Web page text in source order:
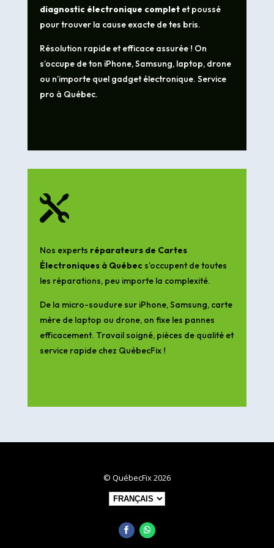
diagnostic électronique completet poussé
pour trouver la cause exacte de tes bris.
Résolution rapide et efficace assurée ! On
s’occupe de ton iPhone, Samsung, laptop, drone
ou n’importe quel gadget électronique. Service
pro à Québec.

Nos experts réparateurs de Cartes
Électroniques à Québecs’occupent de toutes
les réparations, peu importe la complexité.
De la micro-soudure sur iPhone, Samsung, carte
mère de laptop ou drone, on fixe les pannes
efficacement. Travail soigné, pièces de qualité et
service rapide chez QuébecFix !
© QuébecFix 2026